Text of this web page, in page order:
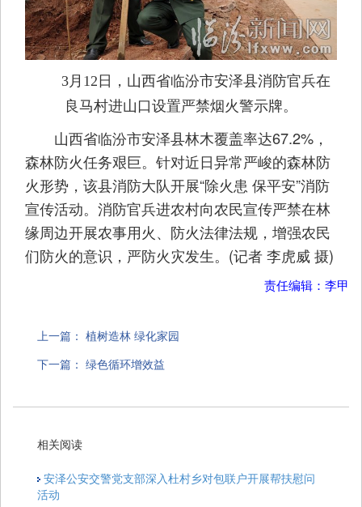
3月12日，山西省临汾市安泽县消防官兵在
良马村进山口设置严禁烟火警示牌。
山西省临汾市安泽县林木覆盖率达67.2%，
森林防火任务艰巨。针对近日异常严峻的森林防
火形势，该县消防大队开展“除火患 保平安”消防
宣传活动。消防官兵进农村向农民宣传严禁在林
缘周边开展农事用火、防火法律法规，增强农民
们防火的意识，严防火灾发生。(记者 李虎威 摄)
责任编辑：李甲
上一篇： 植树造林 绿化家园
下一篇： 绿色循环增效益
相关阅读
安泽公安交警党支部深入杜村乡对包联户开展帮扶慰问
活动